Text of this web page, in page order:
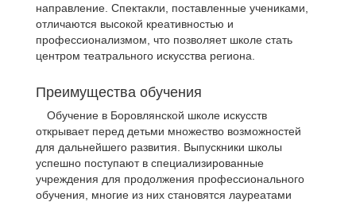
направление. Спектакли, поставленные учениками,
отличаются высокой креативностью и
профессионализмом, что позволяет школе стать
центром театрального искусства региона.
Преимущества обучения
Обучение в Боровлянской школе искусств
открывает перед детьми множество возможностей
для дальнейшего развития. Выпускники школы
успешно поступают в специализированные
учреждения для продолжения профессионального
обучения, многие из них становятся лауреатами